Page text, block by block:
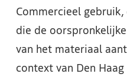
Commercieel
die de
van het materiaal
context van Den